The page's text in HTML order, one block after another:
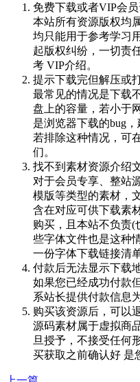
免费下载或者VIP会
本站所有资源版权均
均只能用于参考学习
起版权纠纷，一切责
考 VIP介绍。
提示下载完但解压或
最常见的情况是下载
盘上的容量，若小于
是浏览器下载的bug
若排除这种情况，可
们。
找不到素材资源介绍
对于会员专享、整站
模版等类型的素材，
含在对应可供下载素
购买，且本站不负责(
些字体文件也是这种
一份字体下载链接清单
付款后无法显示下载
如果您已经成功付款
系站长提供付款信息
购买该资源后，可以
源码素材属于虚拟商
旦授予，不接受任何
买获取之前确认好 是